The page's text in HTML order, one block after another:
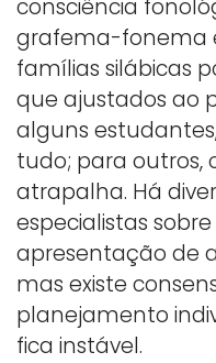
consciência
grafema-fonema
famílias silábicas
que ajustados ao
alguns
tudo; para outros,
atrapalha. Há
especialistas
apresentação de
mas existe
planejamento
fica instável.